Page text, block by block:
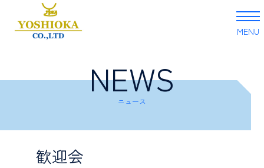
to
MENU
NEWS
ニュース
歓迎会